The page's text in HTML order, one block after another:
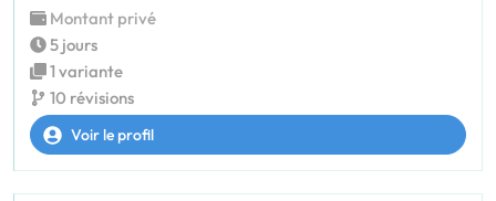
Montant privé
5 jours
1 variante
10 révisions
Voir le profil